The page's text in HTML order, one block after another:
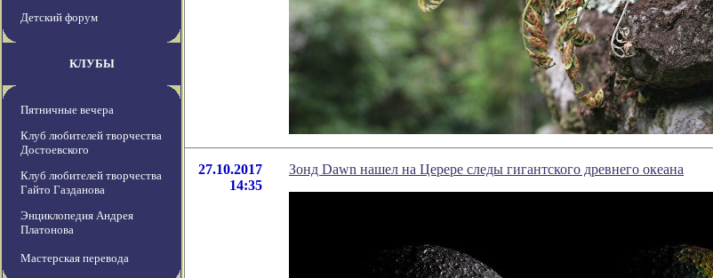
Детский форум
КЛУБЫ
Пятничные вечера
Клуб любителей творчества
Достоевского
Клуб любителей творчества
Гайто Газданова
Энциклопедия Андрея
Платонова
Мастерская перевода
27.10.2017
14:35
Зонд Dawn нашел на Церере следы гигантского древнего океана